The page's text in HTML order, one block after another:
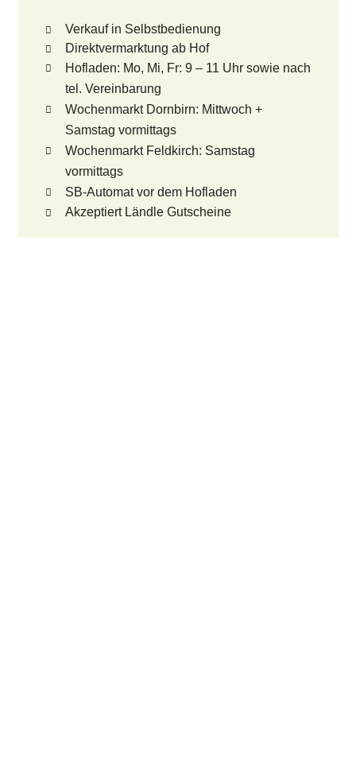
Verkauf in Selbstbedienung
Direktvermarktung ab Hof
Hofladen: Mo, Mi, Fr: 9 – 11 Uhr sowie nach
tel. Vereinbarung
Wochenmarkt Dornbirn: Mittwoch +
Samstag vormittags
Wochenmarkt Feldkirch: Samstag
vormittags
SB-Automat vor dem Hofladen
Akzeptiert Ländle Gutscheine